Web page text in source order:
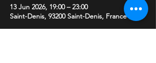
13 Jun 2026, 19:00 – 23:00
Saint-Denis, 93200 Saint-Denis, France